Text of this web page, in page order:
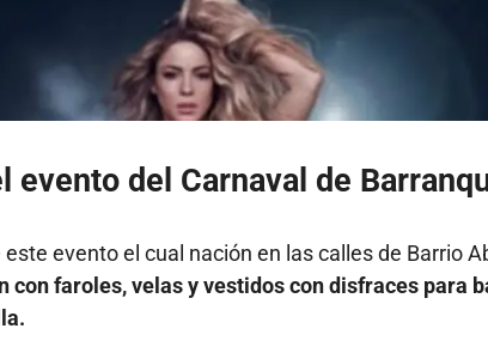
evento del Carnaval de
evento el cual nación en las calles de Barrio
con faroles, velas y vestidos con disfraces para